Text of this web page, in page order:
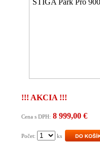
!!! AKCIA !!!
Cena s DPH: 8 999,00 €
Počet: ks